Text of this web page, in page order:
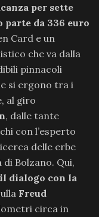
per sette
da 336 euro
Card e un
che va dalla
pinnacoli
si ergono tra i
al giro
, dalle tante
con l’esperto
delle erbe
Bolzano. Qui,
dialogo con la
Freud
circa in